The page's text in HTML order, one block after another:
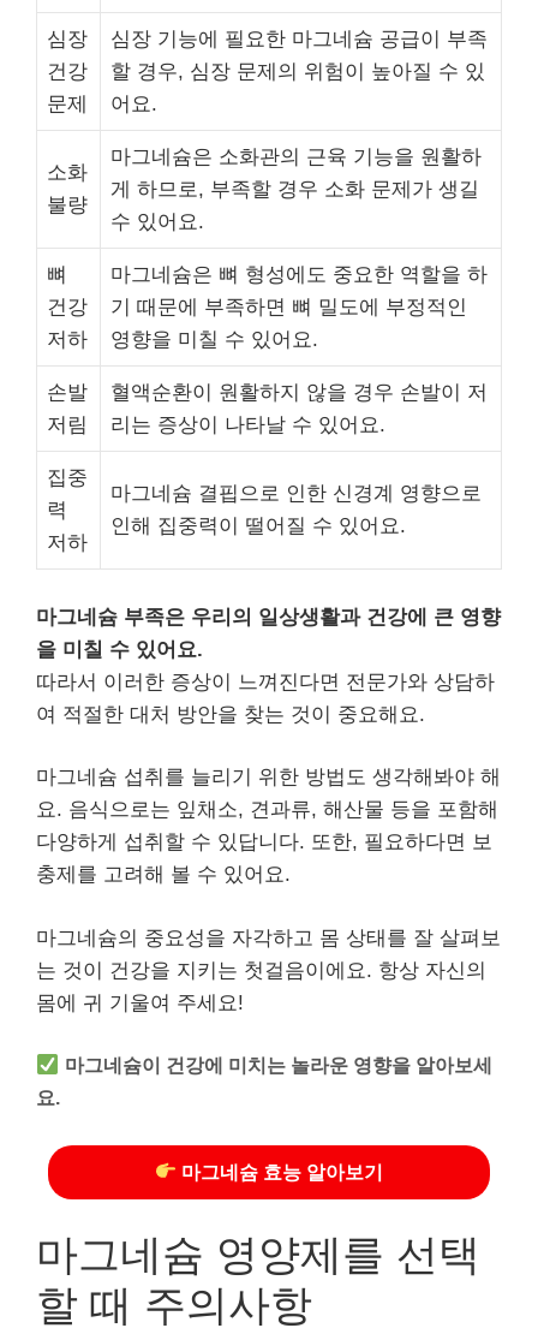
심장
건강
문제
심장 기능에 필요한 마그네슘 공급이 부족
할 경우, 심장 문제의 위험이 높아질 수 있
어요.
소화
불량
마그네슘은 소화관의 근육 기능을 원활하
게 하므로, 부족할 경우 소화 문제가 생길
수 있어요.
뼈
건강
저하
마그네슘은 뼈 형성에도 중요한 역할을 하
기 때문에 부족하면 뼈 밀도에 부정적인
영향을 미칠 수 있어요.
손발
저림
혈액순환이 원활하지 않을 경우 손발이 저
리는 증상이 나타날 수 있어요.
집중
력
저하
마그네슘 결핍으로 인한 신경계 영향으로
인해 집중력이 떨어질 수 있어요.
마그네슘 부족은 우리의 일상생활과 건강에 큰 영향
을 미칠 수 있어요.
따라서 이러한 증상이 느껴진다면 전문가와 상담하
여 적절한 대처 방안을 찾는 것이 중요해요.
마그네슘 섭취를 늘리기 위한 방법도 생각해봐야 해
요. 음식으로는 잎채소, 견과류, 해산물 등을 포함해
다양하게 섭취할 수 있답니다. 또한, 필요하다면 보
충제를 고려해 볼 수 있어요.
마그네슘의 중요성을 자각하고 몸 상태를 잘 살펴보
는 것이 건강을 지키는 첫걸음이에요. 항상 자신의
몸에 귀 기울여 주세요!
마그네슘이 건강에 미치는 놀라운 영향을 알아보세
요.
마그네슘 효능 알아보기
마그네슘 영양제를 선택
할 때 주의사항